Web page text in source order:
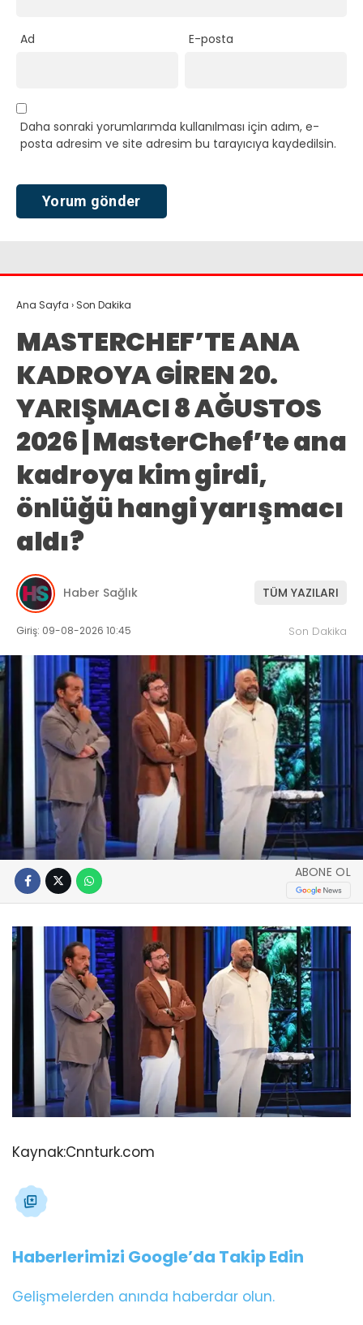
Ad E-posta
Daha sonraki yorumlarımda kullanılması için adım, e-
posta adresim ve site adresim bu tarayıcıya kaydedilsin.
Ana Sayfa › Son Dakika
MASTERCHEF’TE ANA
KADROYA GİREN 20.
YARIŞMACI 8 AĞUSTOS
2026 | MasterChef’te ana
kadroya kim girdi,
önlüğü hangi yarışmacı
aldı?
Haber Sağlık TÜM YAZILARI
Giriş: 09-08-2026 10:45 Son Dakika
ABONE OL
Kaynak:Cnnturk.com
Haberlerimizi Google’da Takip Edin
Gelişmelerden anında haberdar olun.